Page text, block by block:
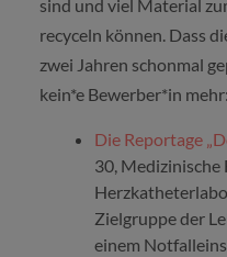
sind und viel Material
recyceln können. Dass
zwei Jahren schonmal
kein*e Bewerber*in mehr:
Die Reportage
30, Medizinische
Zielgruppe der
einem